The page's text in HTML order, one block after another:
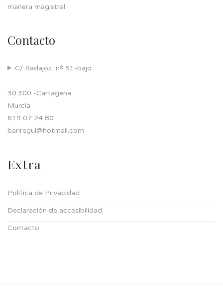
manera magistral.
Contacto
C/ Badajoz, nº 51-bajo.
30.300 -Cartagena
Murcia
619 07 24 80
banregui@hotmail.com
Extra
Política de Privacidad
Declaración de accesibilidad
Contacto